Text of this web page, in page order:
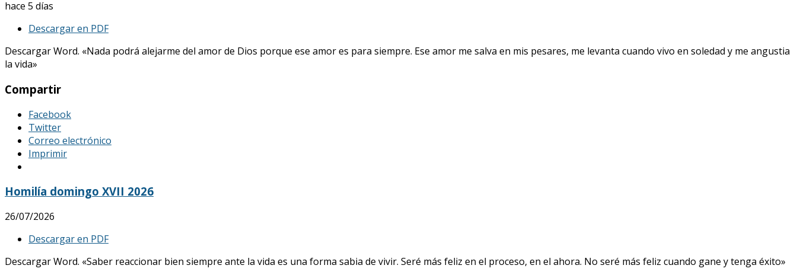
hace 5 días
Descargar en PDF
Descargar Word. «Nada podrá alejarme del amor de Dios porque ese amor es para siempre. Ese amor me salva en mis pesares, me levanta cuando vivo en soledad y me angustia
la vida»
Compartir
Facebook
Twitter
Correo electrónico
Imprimir
Homilía domingo XVII 2026
26/07/2026
Descargar en PDF
Descargar Word. «Saber reaccionar bien siempre ante la vida es una forma sabia de vivir. Seré más feliz en el proceso, en el ahora. No seré más feliz cuando gane y tenga éxito»